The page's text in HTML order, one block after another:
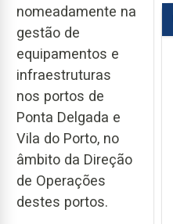
nomeadamente na
gestão de
equipamentos e
infraestruturas
nos portos de
Ponta Delgada e
Vila do Porto, no
âmbito da Direção
de Operações
destes portos.